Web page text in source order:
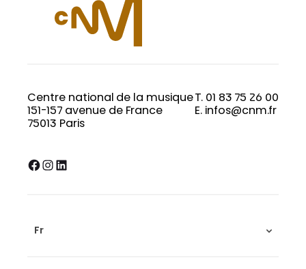
Centre national de la musique
151-157 avenue de France
75013 Paris
T. 01 83 75 26 00
E. infos@cnm.fr
Facebook InstagramLinkedIn
Fr